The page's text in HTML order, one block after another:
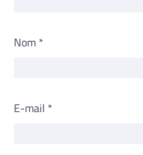
Nom *
E-mail *